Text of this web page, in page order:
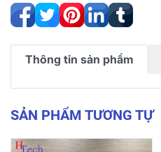
Thông tin sản phẩm
SẢN PHẨM TƯƠNG TỰ